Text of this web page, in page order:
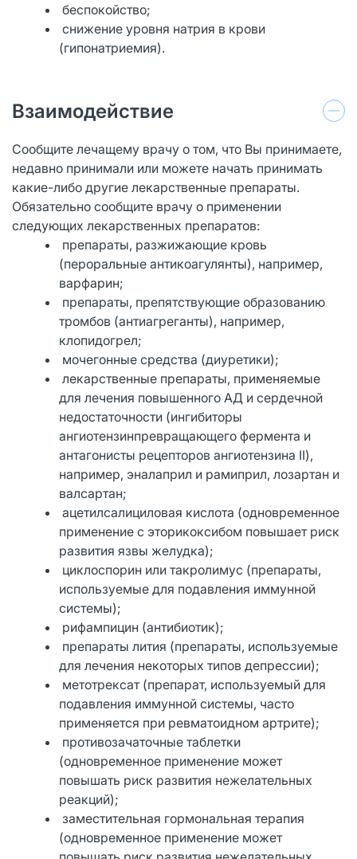
беспокойство;
снижение уровня натрия в крови
(гипонатриемия).
Взаимодействие
Сообщите лечащему врачу о том, что Вы принимаете,
недавно принимали или можете начать принимать
какие-либо другие лекарственные препараты.
Обязательно сообщите врачу о применении
следующих лекарственных препаратов:
препараты, разжижающие кровь
(пероральные антикоагулянты), например,
варфарин;
препараты, препятствующие образованию
тромбов (антиагреганты), например,
клопидогрел;
мочегонные средства (диуретики);
лекарственные препараты, применяемые
для лечения повышенного АД и сердечной
недостаточности (ингибиторы
ангиотензинпревращающего фермента и
антагонисты рецепторов ангиотензина II),
например, эналаприл и рамиприл, лозартан и
валсартан;
ацетилсалициловая кислота (одновременное
применение с эторикоксибом повышает риск
развития язвы желудка);
циклоспорин или такролимус (препараты,
используемые для подавления иммунной
системы);
рифампицин (антибиотик);
препараты лития (препараты, используемые
для лечения некоторых типов депрессии);
метотрексат (препарат, используемый для
подавления иммунной системы, часто
применяется при ревматоидном артрите);
противозачаточные таблетки
(одновременное применение может
повышать риск развития нежелательных
реакций);
заместительная гормональная терапия
(одновременное применение может